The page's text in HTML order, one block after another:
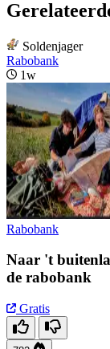
Soldenjager
Rabobank
1w
Rabobank
Naar 't
de rabobank
Gratis